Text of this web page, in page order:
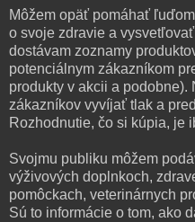
Môžem opäť pomáhať
o svoje zdravie a
dostávam zoznamy
potenciálnym zákazníkom
produkty v akcii a podobne).
zákazníkov vyvíjať tlak a
Rozhodnutie, čo si kúpia, je
Svojmu publiku môžem
výživových doplnkoch,
pomôckach, veterinárnych
Sú to informácie o tom, ako